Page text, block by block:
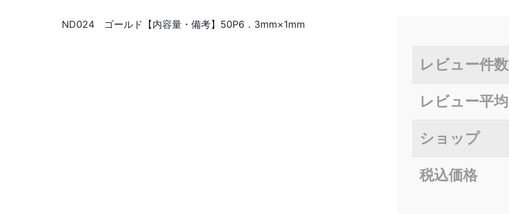
ND024 ゴールド【内容量・備考】50P6．3mm×1mm
レビュー件数
レビュー平均
ショップ
税込価格